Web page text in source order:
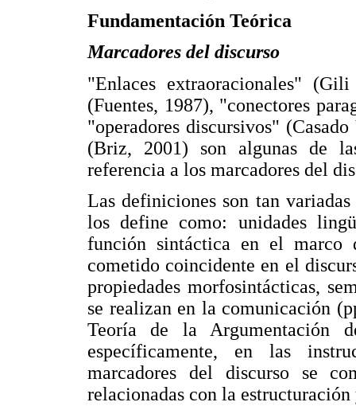
Fundamentación Teórica
Marcadores del discurso
"Enlaces extraoracionales"
(Fuentes, 1987), "conectores
"operadores discursivos"
(Briz, 2001) son algunas de
referencia a los marcadores del
Las definiciones son tan
los define como: unidades
función sintáctica en el marco
cometido coincidente en el
propiedades morfosintácticas,
se realizan en la comunicación
Teoría de la Argumentación
específicamente, en las
marcadores del discurso se
relacionadas con la